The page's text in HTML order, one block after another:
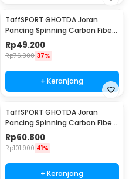
TaffSPORT GHOTDA Joran
Pancing Spinning Carbon Fiber
5-7 Section 2.4M - CF3000
Rp49.200
Rp76.900 37%
+ Keranjang
TaffSPORT GHOTDA Joran
Pancing Spinning Carbon Fiber
5-7 Section 3M - CF3000
Rp60.800
Rp101.900 41%
+ Keranjang